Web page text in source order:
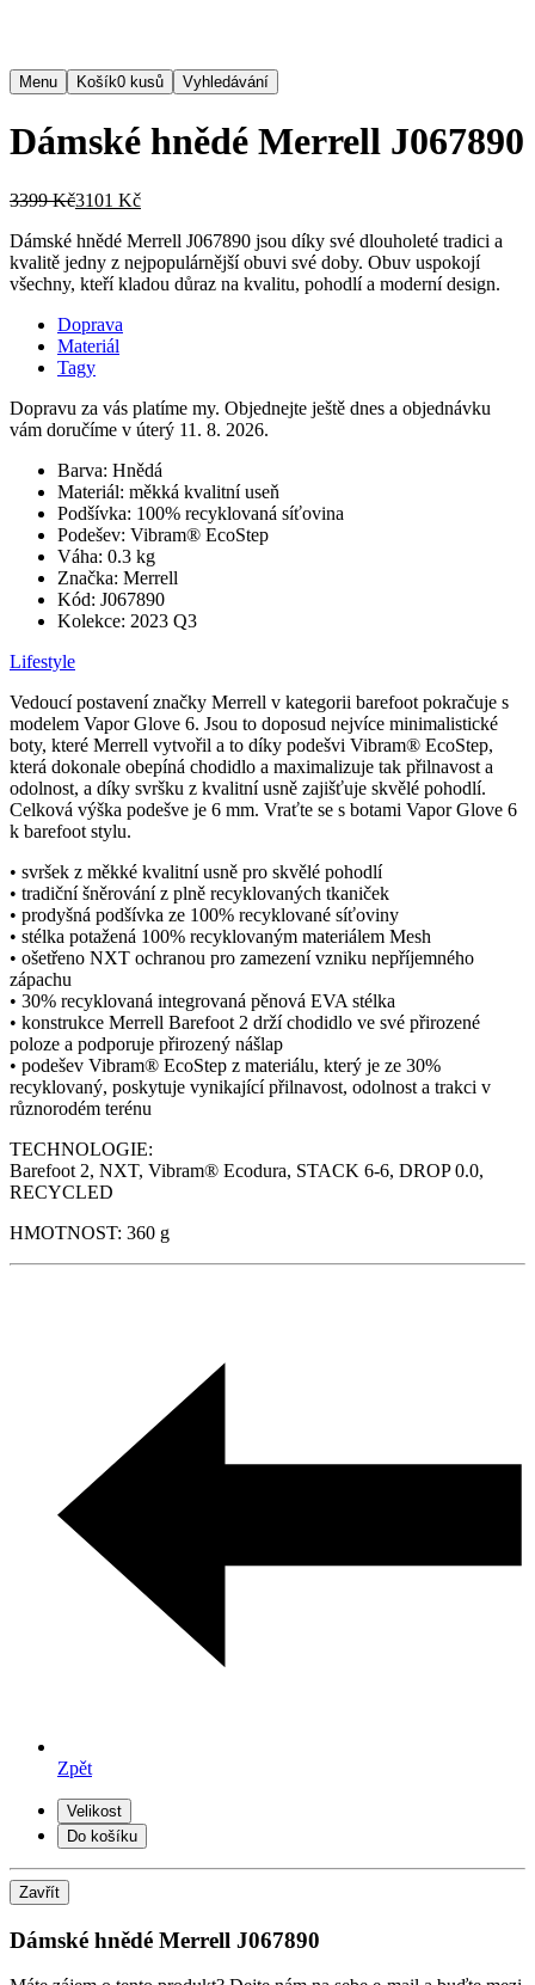
Menu Košík0 kusů Vyhledávání
Dámské hnědé Merrell J067890
3399 Kč3101 Kč
Dámské hnědé Merrell J067890 jsou díky své dlouholeté tradici a
kvalitě jedny z nejpopulárnější obuvi své doby. Obuv uspokojí
všechny, kteří kladou důraz na kvalitu, pohodlí a moderní design.
Doprava
Materiál
Tagy
Dopravu za vás platíme my. Objednejte ještě dnes a objednávku
vám doručíme v úterý 11. 8. 2026.
Barva: Hnědá
Materiál: měkká kvalitní useň
Podšívka: 100% recyklovaná síťovina
Podešev: Vibram® EcoStep
Váha: 0.3 kg
Značka: Merrell
Kód: J067890
Kolekce: 2023 Q3
Lifestyle
Vedoucí postavení značky Merrell v kategorii barefoot pokračuje s
modelem Vapor Glove 6. Jsou to doposud nejvíce minimalistické
boty, které Merrell vytvořil a to díky podešvi Vibram® EcoStep,
která dokonale obepíná chodidlo a maximalizuje tak přilnavost a
odolnost, a díky svršku z kvalitní usně zajišťuje skvělé pohodlí.
Celková výška podešve je 6 mm. Vraťte se s botami Vapor Glove 6
k barefoot stylu.
• svršek z měkké kvalitní usně pro skvělé pohodlí
• tradiční šněrování z plně recyklovaných tkaniček
• prodyšná podšívka ze 100% recyklované síťoviny
• stélka potažená 100% recyklovaným materiálem Mesh
• ošetřeno NXT ochranou pro zamezení vzniku nepříjemného
zápachu
• 30% recyklovaná integrovaná pěnová EVA stélka
• konstrukce Merrell Barefoot 2 drží chodidlo ve své přirozené
poloze a podporuje přirozený nášlap
• podešev Vibram® EcoStep z materiálu, který je ze 30%
recyklovaný, poskytuje vynikající přilnavost, odolnost a trakci v
různorodém terénu
TECHNOLOGIE:
Barefoot 2, NXT, Vibram® Ecodura, STACK 6-6, DROP 0.0,
RECYCLED
HMOTNOST: 360 g
Zpět
Velikost
Do košíku
Zavřít
Dámské hnědé Merrell J067890